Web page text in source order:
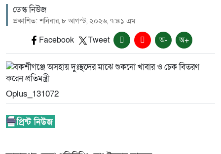
ডেস্ক নিউজ
প্রকাশিত: শনিবার, ৮ আগস্ট, ২০২৬, ৭:৪১ এম
Facebook Tweet অ- অ+
Oplus_131072